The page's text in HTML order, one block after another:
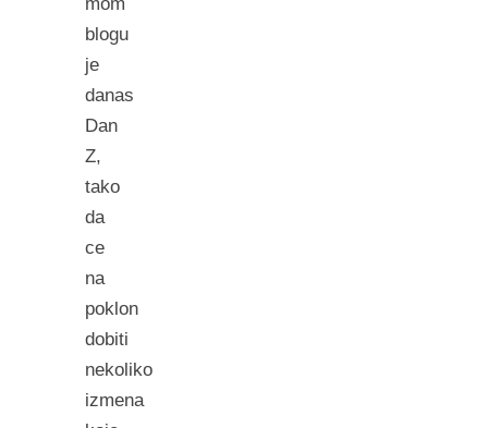
blogu
je
danas
Dan
Z,
tako
da
ce
na
poklon
dobiti
nekoliko
izmena